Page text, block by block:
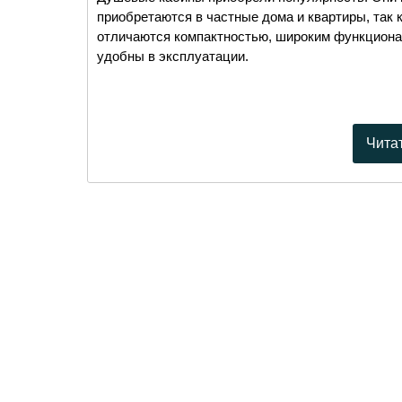
приобретаются в частные дома и квартиры, так
отличаются компактностью, широким
удобны в эксплуатации.